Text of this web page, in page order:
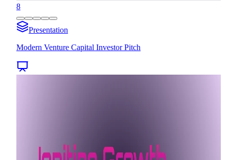
8
Presentation
Modern Venture Capital Investor Pitch